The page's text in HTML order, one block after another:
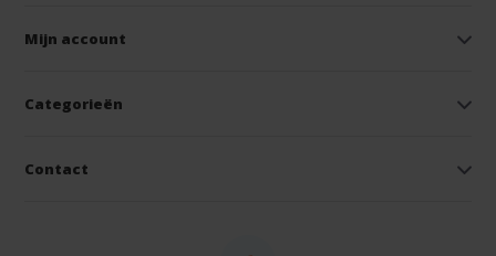
Mijn account
Categorieën
Contact